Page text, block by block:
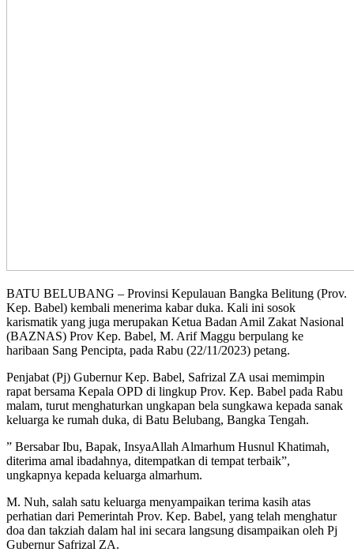
BATU BELUBANG – Provinsi Kepulauan Bangka Belitung (Prov.
Kep. Babel) kembali menerima kabar duka. Kali ini sosok
karismatik yang juga merupakan Ketua Badan Amil Zakat Nasional
(BAZNAS) Prov Kep. Babel, M. Arif Maggu berpulang ke
haribaan Sang Pencipta, pada Rabu (22/11/2023) petang.
Penjabat (Pj) Gubernur Kep. Babel, Safrizal ZA usai memimpin
rapat bersama Kepala OPD di lingkup Prov. Kep. Babel pada Rabu
malam, turut menghaturkan ungkapan bela sungkawa kepada sanak
keluarga ke rumah duka, di Batu Belubang, Bangka Tengah.
” Bersabar Ibu, Bapak, InsyaAllah Almarhum Husnul Khatimah,
diterima amal ibadahnya, ditempatkan di tempat terbaik”,
ungkapnya kepada keluarga almarhum.
M. Nuh, salah satu keluarga menyampaikan terima kasih atas
perhatian dari Pemerintah Prov. Kep. Babel, yang telah menghatur
doa dan takziah dalam hal ini secara langsung disampaikan oleh Pj
Gubernur Safrizal ZA.